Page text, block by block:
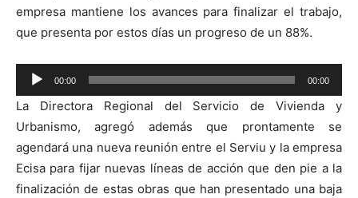
empresa mantiene los avances para finalizar el trabajo,
que presenta por estos días un progreso de un 88%.
Reproductor
de
audio
00:00 00:00
La Directora Regional del Servicio de Vivienda y
Urbanismo, agregó además que prontamente se
agendará una nueva reunión entre el Serviu y la empresa
Ecisa para fijar nuevas líneas de acción que den pie a la
finalización de estas obras que han presentado una baja